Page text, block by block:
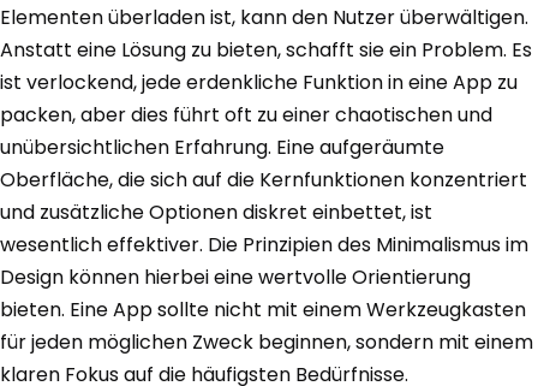
Elementen überladen ist, kann den Nutzer überwältigen.
Anstatt eine Lösung zu bieten, schafft sie ein Problem. Es
ist verlockend, jede erdenkliche Funktion in eine App zu
packen, aber dies führt oft zu einer chaotischen und
unübersichtlichen Erfahrung. Eine aufgeräumte
Oberfläche, die sich auf die Kernfunktionen konzentriert
und zusätzliche Optionen diskret einbettet, ist
wesentlich effektiver. Die Prinzipien des Minimalismus im
Design können hierbei eine wertvolle Orientierung
bieten. Eine App sollte nicht mit einem Werkzeugkasten
für jeden möglichen Zweck beginnen, sondern mit einem
klaren Fokus auf die häufigsten Bedürfnisse.